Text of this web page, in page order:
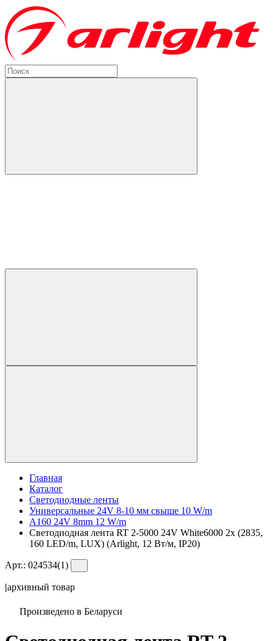
Главная
Каталог
Светодиодные ленты
Универсальные 24V 8-10 мм свыше 10 W/m
A160 24V 8mm 12 W/m
Светодиодная лента RT 2-5000 24V White6000 2x (2835,
160 LED/m, LUX) (Arlight, 12 Вт/м, IP20)
Арт.: 024534(1)
|архивный товар
Произведено в Беларуси